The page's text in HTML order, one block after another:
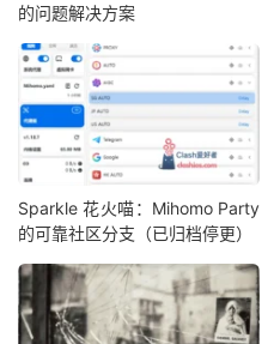
的问题解决方案
Sparkle 花火喵：Mihomo Party
的可靠社区分支（已归档停更）